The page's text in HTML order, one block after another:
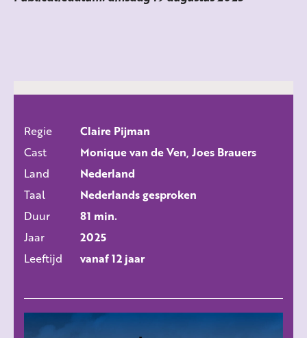
ALLE FILMS
Regie
Claire Pijman
Cast
Monique van de Ven, Joes Brauers
Land
Nederland
Taal
Nederlands gesproken
Duur
81 min.
Jaar
2025
Leeftijd
vanaf 12 jaar